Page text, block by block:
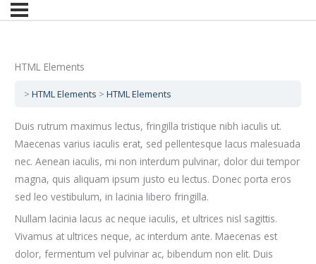
HTML Elements
HTML Elements HTML Elements
Duis rutrum maximus lectus, fringilla tristique nibh iaculis ut.
Maecenas varius iaculis erat, sed pellentesque lacus malesuada
nec. Aenean iaculis, mi non interdum pulvinar, dolor dui tempor
magna, quis aliquam ipsum justo eu lectus. Donec porta eros
sed leo vestibulum, in lacinia libero fringilla.
Nullam lacinia lacus ac neque iaculis, et ultrices nisl sagittis.
Vivamus at ultrices neque, ac interdum ante. Maecenas est
dolor, fermentum vel pulvinar ac, bibendum non elit. Duis